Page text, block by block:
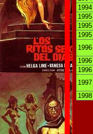
1994
1995
1995
1995
1996
1996
1996
1997
1998